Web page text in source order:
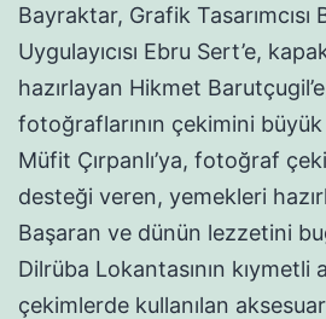
Bayraktar, Grafik Tasarımcısı
Uygulayıcısı Ebru Sert’e,
hazırlayan Hikmet
fotoğraflarının çekimini
Müfit Çırpanlı’ya, fotoğraf
desteği veren, yemekleri
Başaran ve dünün lezzetini
Dilrüba Lokantasının kıymetli
çekimlerde kullanılan